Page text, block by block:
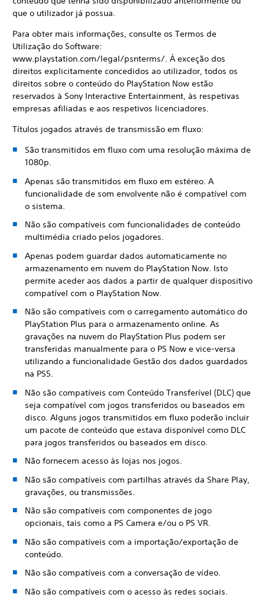
que o utilizador já possua.
Para obter mais informações, consulte os Termos de
Utilização do Software:
www.playstation.com/legal/psnterms/. À exceção dos
direitos explicitamente concedidos ao utilizador, todos os
direitos sobre o conteúdo do PlayStation Now estão
reservados à Sony Interactive Entertainment, às respetivas
empresas afiliadas e aos respetivos licenciadores.
Títulos jogados através de transmissão em fluxo:
São transmitidos em fluxo com uma resolução máxima de
1080p.
Apenas são transmitidos em fluxo em estéreo. A
funcionalidade de som envolvente não é compatível com
o sistema.
Não são compatíveis com funcionalidades de conteúdo
multimédia criado pelos jogadores.
Apenas podem guardar dados automaticamente no
armazenamento em nuvem do PlayStation Now. Isto
permite aceder aos dados a partir de qualquer dispositivo
compatível com o PlayStation Now.
Não são compatíveis com o carregamento automático do
PlayStation Plus para o armazenamento online. As
gravações na nuvem do PlayStation Plus podem ser
transferidas manualmente para o PS Now e vice-versa
utilizando a funcionalidade Gestão dos dados guardados
na PS5.
Não são compatíveis com Conteúdo Transferível (DLC) que
seja compatível com jogos transferidos ou baseados em
disco. Alguns jogos transmitidos em fluxo poderão incluir
um pacote de conteúdo que estava disponível como DLC
para jogos transferidos ou baseados em disco.
Não fornecem acesso às lojas nos jogos.
Não são compatíveis com partilhas através da Share Play,
gravações, ou transmissões.
Não são compatíveis com componentes de jogo
opcionais, tais como a PS Camera e/ou o PS VR.
Não são compatíveis com a importação/exportação de
conteúdo.
Não são compatíveis com a conversação de vídeo.
Não são compatíveis com o acesso às redes sociais.